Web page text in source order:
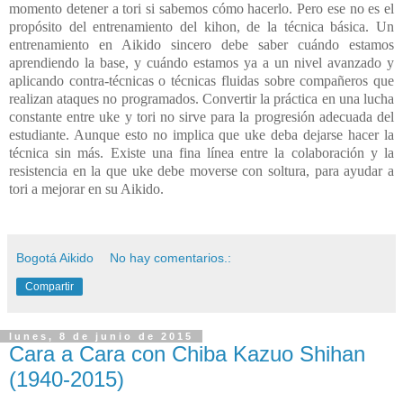
momento detener a tori si sabemos cómo hacerlo. Pero ese no es el
propósito del entrenamiento del kihon, de la técnica básica. Un
entrenamiento en Aikido sincero debe saber cuándo estamos
aprendiendo la base, y cuándo estamos ya a un nivel avanzado y
aplicando contra-técnicas o técnicas fluidas sobre compañeros que
realizan ataques no programados. Convertir la práctica en una lucha
constante entre uke y tori no sirve para la progresión adecuada del
estudiante. Aunque esto no implica que uke deba dejarse hacer la
técnica sin más. Existe una fina línea entre la colaboración y la
resistencia en la que uke debe moverse con soltura, para ayudar a
tori a mejorar en su Aikido.
Bogotá Aikido No hay comentarios.:
Compartir
lunes, 8 de junio de 2015
Cara a Cara con Chiba Kazuo Shihan
(1940-2015)